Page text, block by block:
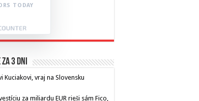
TODAY
3 dni
Kuciakovi, vraj na Slovensku
za miliardu EUR rieši sám Fico,